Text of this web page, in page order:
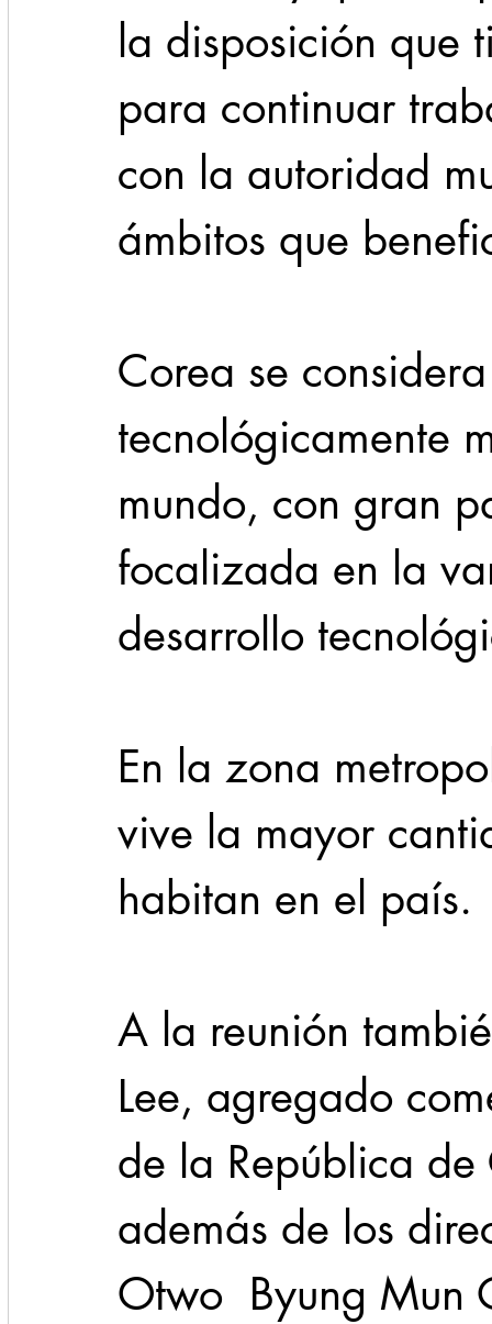
la disposición que
para continuar
con la autoridad
ámbitos que
Corea se
tecnológicamente
mundo, con gran
focalizada en la
desarrollo
En la zona
vive la mayor
habitan en el país.
A la reunión
Lee, agregado
de la República
además de los
Otwo  Byung Mun